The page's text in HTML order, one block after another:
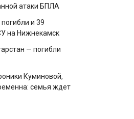
атаки БПЛА
и 39
на Нижнекамск
— погибли
Куминовой,
семья ждет